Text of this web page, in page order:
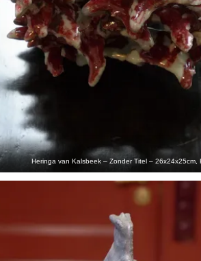
Heringa van Kalsbeek – Zonder Titel – 26x24x25cm,